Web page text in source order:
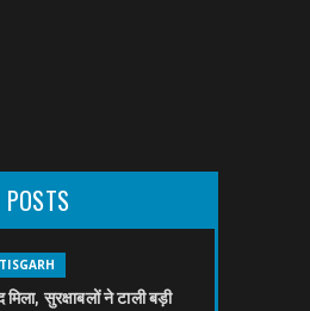
POSTS
सुरक्षाबलों ने टाली बड़ी